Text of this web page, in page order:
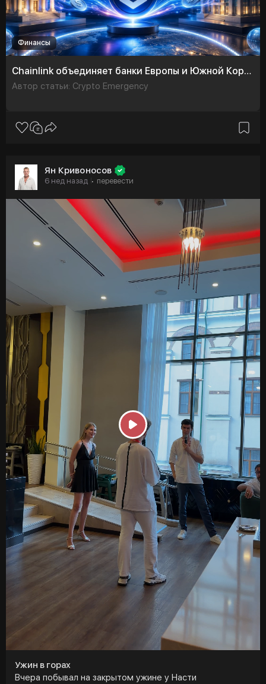
Финансы
Chainlink объединяет банки Европы и Южной Кореи для мгновенных международных переводов
Автор статьи: Crypto Emergency
Ян Кривоносов
6 нед назад · перевести
P
Ужин в горах
Вчера побывал на закрытом ужине у Насти